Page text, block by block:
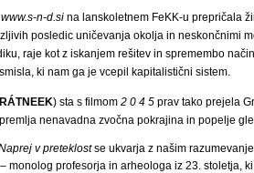
www.s-n-d.si na lanskoletnem FeKK-u prepričala
posledic uničevanja okolja in neskončnimi
raje kot z iskanjem rešitev in spremembo
ki nam ga je vcepil kapitalistični sistem.
RÁTNEEK) sta s filmom2 0 4 5 prav tako prejela
nenavadna zvočna pokrajina in popelje
v preteklostse ukvarja z našim
monolog profesorja in arheologa iz 23. stoletja,